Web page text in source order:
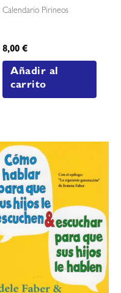
Calendario Pirineos
8,00€
Añadir al
carrito